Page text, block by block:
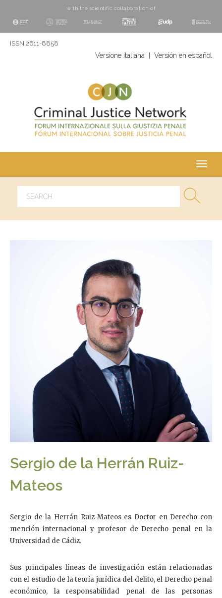
with the scientific collaboration of
ISSN 2611-8858
Versione italiana Versión en español
Sergio de la Herrán Ruiz-
Mateos
Sergio de la Herrán Ruiz-Mateos es Doctor en Derecho con
mención internacional y profesor de Derecho penal en la
Universidad de Cádiz.
Sus principales líneas de investigación están relacionadas
con el estudio de la teoría jurídica del delito, el Derecho penal
económico, la responsabilidad penal de las personas